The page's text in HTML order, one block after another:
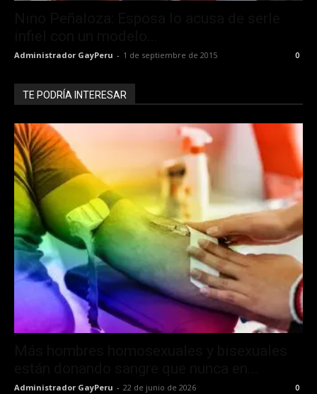
Administrador GayPeru - 1 de septiembre de 2015 0
TE PODRÍA INTERESAR
Administrador GayPeru - 22 de junio de 2026 0